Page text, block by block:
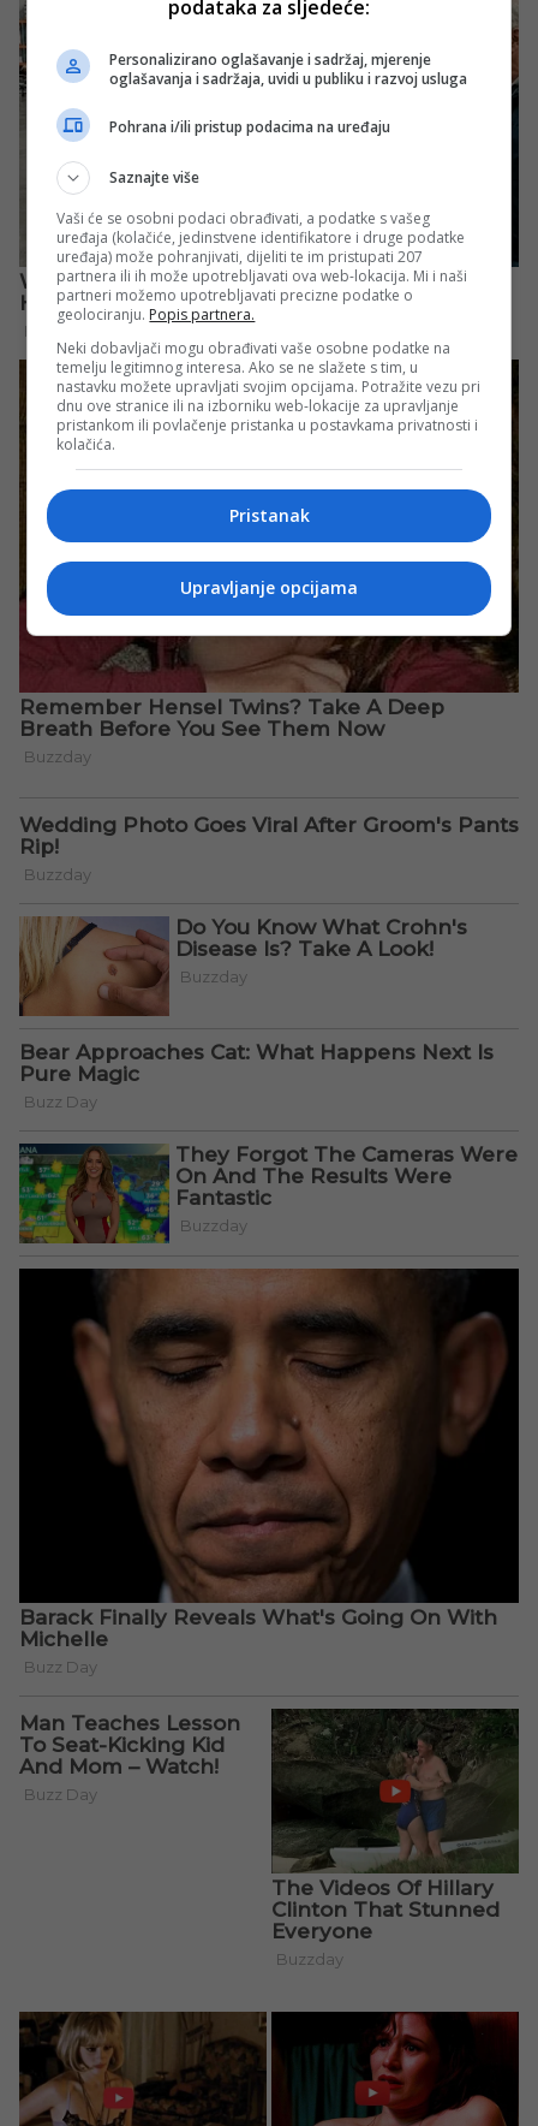
podataka za sljedeće:
Personalizirano oglašavanje i sadržaj, mjerenje
oglašavanja i sadržaja, uvidi u publiku i razvoj usluga
Pohrana i/ili pristup podacima na uređaju
Saznajte više
Vaši će se osobni podaci obrađivati, a podatke s vašeg
uređaja (kolačiće, jedinstvene identifikatore i druge podatke
uređaja) može pohranjivati, dijeliti te im pristupati 207
partnera ili ih može upotrebljavati ova web-lokacija. Mi i naši
partneri možemo upotrebljavati precizne podatke o
geolociranju. Popis partnera.
Neki dobavljači mogu obrađivati vaše osobne podatke na
temelju legitimnog interesa. Ako se ne slažete s tim, u
nastavku možete upravljati svojim opcijama. Potražite vezu pri
dnu ove stranice ili na izborniku web-lokacije za upravljanje
pristankom ili povlačenje pristanka u postavkama privatnosti i
kolačića.
Pristanak
Upravljanje opcijama